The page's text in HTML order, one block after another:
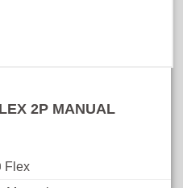
2P MANUAL
Flex